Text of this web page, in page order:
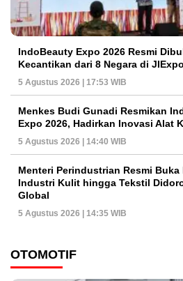
IndoBeauty Expo 2026 Resmi
Kecantikan dari 8 Negara di
5 Agustus 2026 | 17:53 WIB
Menkes Budi Gunadi Resmikan
Expo 2026, Hadirkan Inovasi Alat
5 Agustus 2026 | 14:40 WIB
Menteri Perindustrian Resmi Buka
Industri Kulit hingga Tekstil
Global
5 Agustus 2026 | 14:35 WIB
OTOMOTIF